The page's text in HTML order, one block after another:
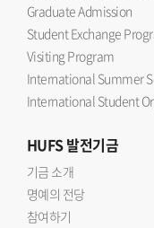
Graduate Admission
Student Exchange
Visiting Program
International Summer
International Student
HUFS발전기금
기금 소개
명예의 전당
참여하기